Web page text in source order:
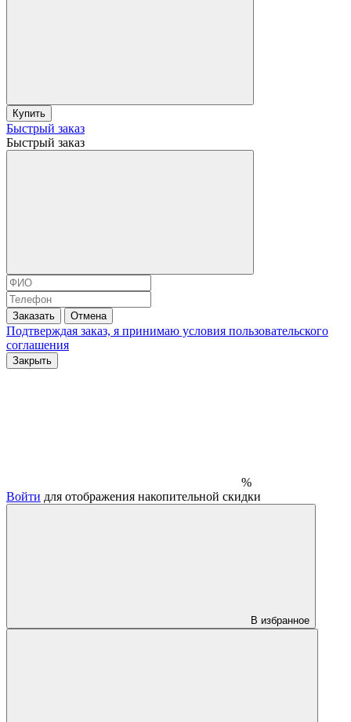
Купить
Быстрый заказ
Быстрый заказ
Заказать Отмена
Подтверждая заказ, я принимаю условия пользовательского
соглашения
Закрыть
%
Войти для отображения накопительной скидки
В избранное